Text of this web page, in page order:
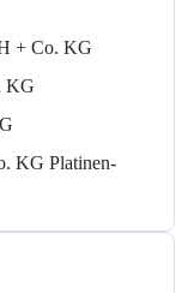
+ Co. KG
KG
KG Platinen-